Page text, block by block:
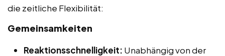
die zeitliche Flexibilität:
Gemeinsamkeiten
Reaktionsschnelligkeit: Unabhängig von der